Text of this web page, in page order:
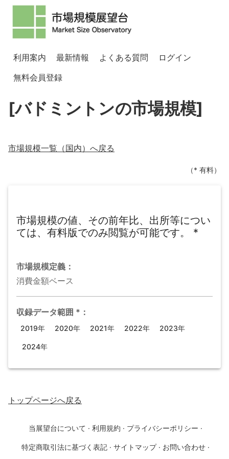
利用案内 最新情報 よくある質問
ログイン
無料会員登録
[バドミントンの市場規模]
市場規模一覧（国内）へ戻る
（* 有料）
市場規模の値、その前年比、出所等につい
ては、有料版でのみ閲覧が可能です。
*
市場規模定義：
消費金額ベース
収録データ範囲 * ：
2019年 2020年 2021年 2022年 2023年
2024年
トップページへ戻る
当展望台について · 利用規約 · プライバシーポリシー ·
特定商取引法に基づく表記 · サイトマップ · お問い合わせ ·